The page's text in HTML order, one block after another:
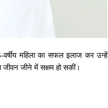
वर्षीय महिला का सफल इलाज कर उन्हें
जीवन जीने में सक्षम हो सकीं।